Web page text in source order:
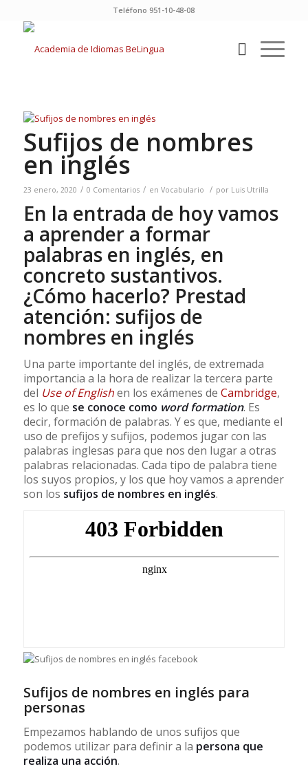
Teléfono 951-10-48-08
Sufijos de nombres
en inglés
23 enero, 2020 / 0 Comentarios / en Vocabulario / por Luis Utrilla
En la entrada de hoy vamos
a aprender a formar
palabras en inglés, en
concreto sustantivos.
¿Cómo hacerlo? Prestad
atención: sufijos de
nombres en inglés
Una parte importante del inglés, de extremada
importancia a la hora de realizar la tercera parte
del Use of Englishen los exámenes de Cambridge,
es lo que se conoce como word formation. Es
decir, formación de palabras. Y es que, mediante el
uso de prefijos y sufijos, podemos jugar con las
palabras inglesas para que nos den lugar a otras
palabras relacionadas. Cada tipo de palabra tiene
los suyos propios, y los que hoy vamos a aprender
son los sufijos de nombres en inglés.
Sufijos de nombres en inglés para
personas
Empezamos hablando de unos sufijos que
podemos utilizar para definir a la persona que
realiza una acción.